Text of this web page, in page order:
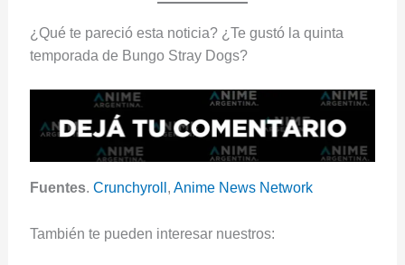
¿Qué te pareció esta noticia? ¿Te gustó la quinta
temporada de Bungo Stray Dogs?
Fuentes. Crunchyroll , Anime News Network
También te pueden interesar nuestros: